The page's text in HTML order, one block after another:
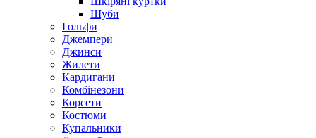
Шуби
Гольфи
Джемпери
Джинси
Жилети
Кардигани
Комбінезони
Корсети
Костюми
Купальники